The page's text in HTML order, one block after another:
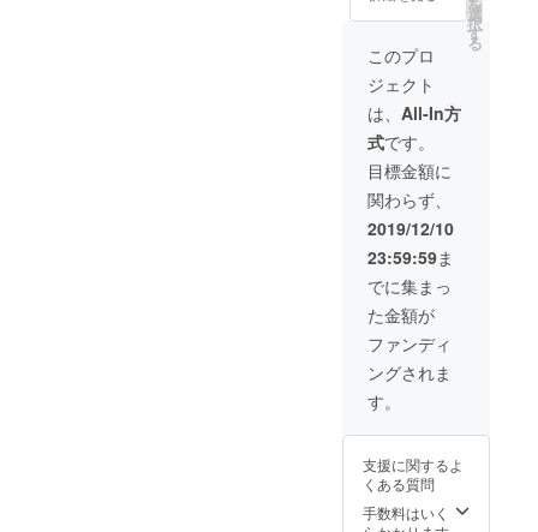
選
択
す
る
このプロ
ジェクト
は、 All-In方
式です。
目標金額に
関わらず、
2019/12/10
23:59:59ま
でに集まっ
た金額が
ファンディ
ングされま
す。
支援に関するよ
くある質問
手数料はいく